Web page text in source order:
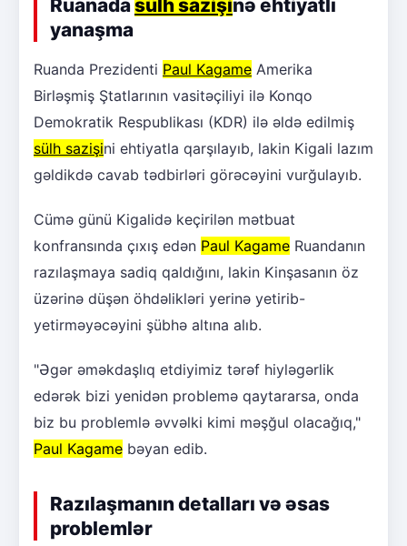
Ruanadasülh sazişinə ehtiyatlı
yanaşma
Ruanda Prezidenti Paul Kagame Amerika
Birləşmiş Ştatlarının vasitəçiliyi ilə Konqo
Demokratik Respublikası (KDR) ilə əldə edilmiş
sülh sazişini ehtiyatla qarşılayıb, lakin Kigali lazım
gəldikdə cavab tədbirləri görəcəyini vurğulayıb.
Cümə günü Kigalidə keçirilən mətbuat
konfransında çıxış edən Paul Kagame Ruandanın
razılaşmaya sadiq qaldığını, lakin Kinşasanın öz
üzərinə düşən öhdəlikləri yerinə yetirib-
yetirməyəcəyini şübhə altına alıb.
"Əgər əməkdaşlıq etdiyimiz tərəf hiyləgərlik
edərək bizi yenidən problemə qaytararsa, onda
biz bu problemlə əvvəlki kimi məşğul olacağıq,"
Paul Kagame bəyan edib.
Razılaşmanın detalları və əsas
problemlər